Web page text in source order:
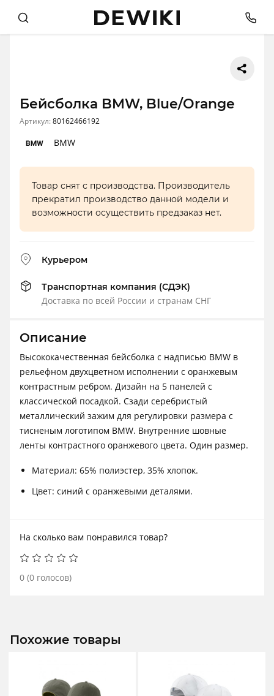
Бейсболка BMW, Blue/Orange
Артикул:80162466192
BMW
Товар снят с производства. Производитель
прекратил производство данной модели и
возможности осуществить предзаказ нет.
Курьером
Транспортная компания (СДЭК)
Доставка по всей России и странам СНГ
Описание
Высококачественная бейсболка c надписью BMW в
рельефном двухцветном исполнении с оранжевым
контрастным ребром. Дизайн на 5 панелей с
классической посадкой. Сзади серебристый
металлический зажим для регулировки размера с
тисненым логотипом BMW. Внутренние шовные
ленты контрастного оранжевого цвета. Один размер.
Материал: 65% полиэстер, 35% хлопок.
Цвет: синий с оранжевыми деталями.
На сколько вам понравился товар?
0 (0 голосов)
Похожие товары